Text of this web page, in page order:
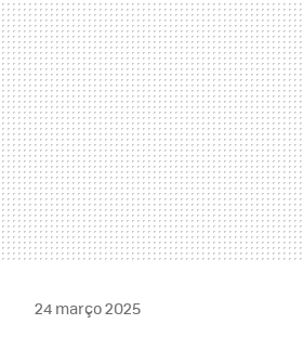
24 março 2025